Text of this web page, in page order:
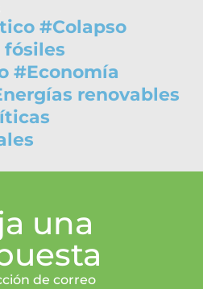
#Colapso
#Economía
renovables
una
de correo